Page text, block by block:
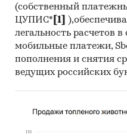
Выделение
характеристик
потенциальных
Программы и меры
отрасли в России
Оценка факторов
(собственный
ЦУПИС* [1]
легальность расчетов
мобильные платежи,
пополнения и снятия
ведущих российских